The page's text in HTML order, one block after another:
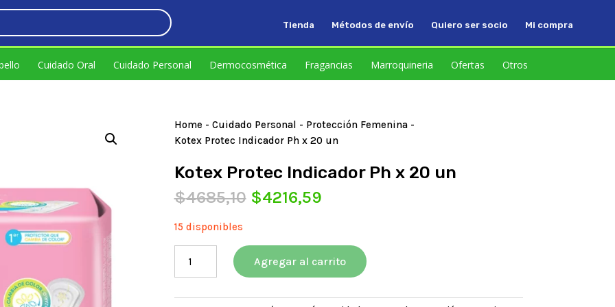
Tienda Métodos de envío Quiero ser socio Mi compra
Cuidado Oral Cuidado Personal Dermocosmética Fragancias Marroquineria Ofertas Otros
Home - Cuidado Personal - Protección Femenina-
Kotex Protec Indicador Ph x 20 un
Kotex Protec Indicador Ph x 20 un
$4685,10 El
era:
$4685,10.
$4216,59El
es:
$4216,59.
15 disponibles
Protec
Ph
Agregar al carrito